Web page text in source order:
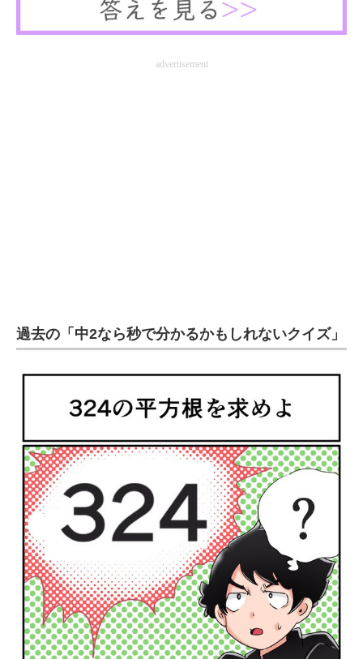
advertisement
過去の「中2なら秒で分かるかもしれないクイズ」